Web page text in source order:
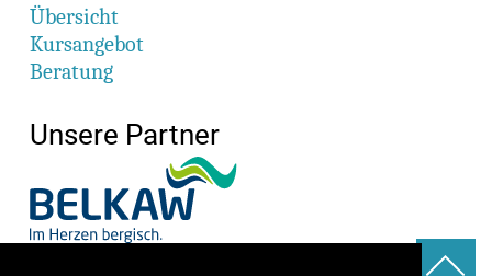
Übersicht
Kursangebot
Beratung
Unsere Partner